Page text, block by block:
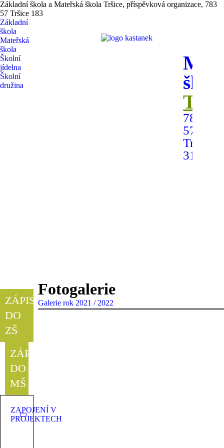
Základní škola a Mateřská škola Tršice, příspěvková organizace, 783
57 Tršice 183
Základní
škola
Mateřská
škola
Školní
jídelna
Školní
družina
783
57
Tršice
315
ZÁPIS
DO
ZŠ
ZÁPIS
DO
MŠ
ZAPOJENÍ V
PROJEKTECH
Fotogalerie
Galerie rok 2021 / 2022